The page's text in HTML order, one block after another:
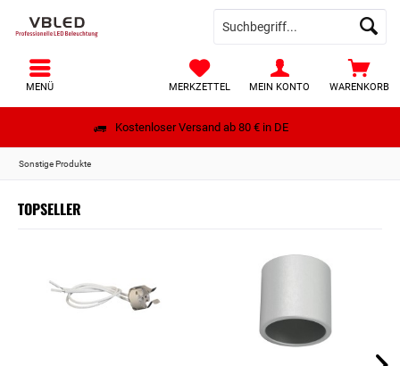
Kostenloser Versand ab 80 € in DE
WARENKORB
MERKZETTEL MEIN KONTO
MENÜ
Sonstige Produkte
TOPSELLER